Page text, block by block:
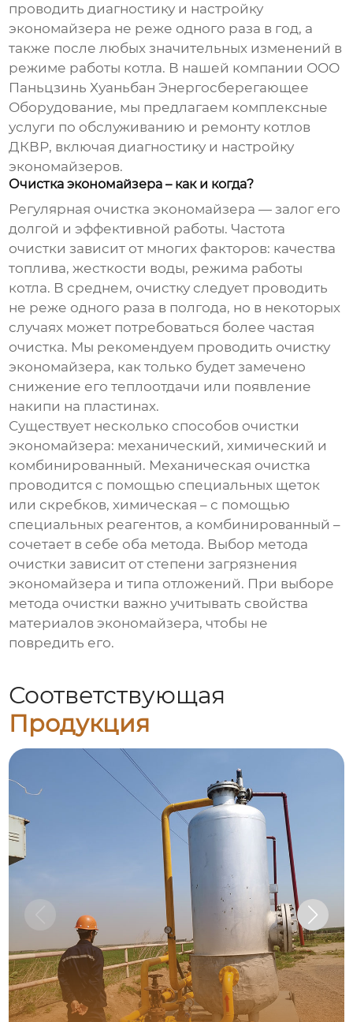
проводить диагностику и настройку
экономайзера не реже одного раза в год, а
также после любых значительных изменений в
режиме работы котла. В нашей компании ООО
Паньцзинь Хуаньбан Энергосберегающее
Оборудование, мы предлагаем комплексные
услуги по обслуживанию и ремонту котлов
ДКВР, включая диагностику и настройку
экономайзеров.
Очистка экономайзера – как и когда?
Регулярная очисткаэкономайзера — залог его
долгой и эффективной работы. Частота
очистки зависит от многих факторов: качества
топлива, жесткости воды, режима работы
котла. В среднем, очистку следует проводить
не реже одного раза в полгода, но в некоторых
случаях может потребоваться более частая
очистка. Мы рекомендуем проводить очистку
экономайзера, как только будет замечено
снижение его теплоотдачи или появление
накипи на пластинах.
Существует несколько способов очистки
экономайзера: механический, химический и
комбинированный. Механическая очистка
проводится с помощью специальных щеток
или скребков, химическая – с помощью
специальных реагентов, а комбинированный –
сочетает в себе оба метода. Выбор метода
очистки зависит от степени загрязнения
экономайзера и типа отложений. При выборе
метода очистки важно учитывать свойства
материаловэкономайзера, чтобы не
повредить его.
Соответствующая
Продукция